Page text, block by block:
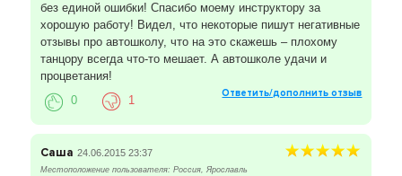
без единой ошибки! Спасибо моему инструктору за
хорошую работу! Видел, что некоторые пишут негативные
отзывы про автошколу, что на это скажешь – плохому
танцору всегда что-то мешает. А автошколе удачи и
процветания!
Ответить/дополнить отзыв
0 1
Саша 24.06.2015 23:37
Местоположение пользователя: Россия, Ярославль